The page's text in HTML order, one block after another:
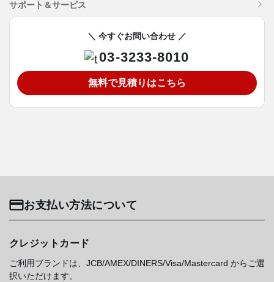
サポート＆サービス
＼ 今すぐお問い合わせ ／
03-3233-8010
無料で見積りはこちら
お支払い方法について
クレジットカード
ご利用ブランドは、JCB/AMEX/DINERS/Visa/Mastercard からご選
択いただけます。